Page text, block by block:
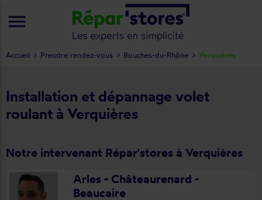
Installation et dépannage volet
roulant à Verquières
Notre intervenant Répar'stores à Verquières
Arles - Châteaurenard -
Beaucaire
Accueil Prendre rendez-vous Bouches-du-Rhône Verquières
menu